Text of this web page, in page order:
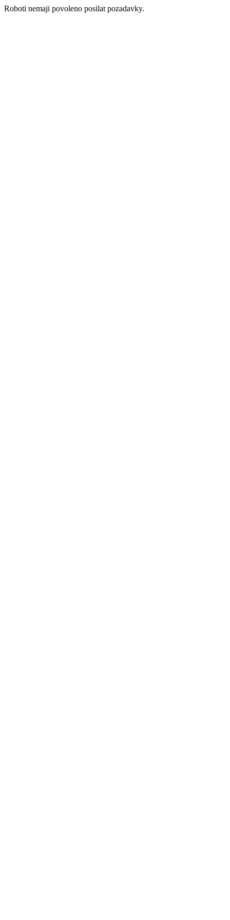
Roboti nemaji povoleno posilat pozadavky.